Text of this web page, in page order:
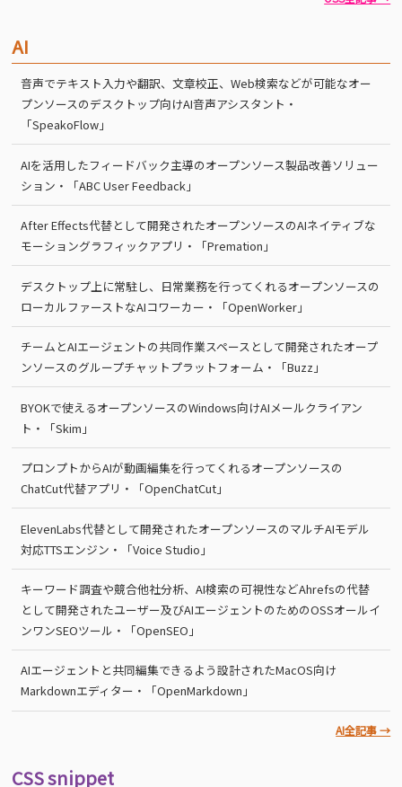
AI
音声でテキスト入力や翻訳、文章校正、Web検索などが可能なオー
プンソースのデスクトップ向けAI音声アシスタント・
「SpeakoFlow」
AIを活用したフィードバック主導のオープンソース製品改善ソリュー
ション・「ABC User Feedback」
After Effects代替として開発されたオープンソースのAIネイティブな
モーショングラフィックアプリ・「Premation」
デスクトップ上に常駐し、日常業務を行ってくれるオープンソースの
ローカルファーストなAIコワーカー・「OpenWorker」
チームとAIエージェントの共同作業スペースとして開発されたオープ
ンソースのグループチャットプラットフォーム・「Buzz」
BYOKで使えるオープンソースのWindows向けAIメールクライアン
ト・「Skim」
プロンプトからAIが動画編集を行ってくれるオープンソースの
ChatCut代替アプリ・「OpenChatCut」
ElevenLabs代替として開発されたオープンソースのマルチAIモデル
対応TTSエンジン・「Voice Studio」
キーワード調査や競合他社分析、AI検索の可視性などAhrefsの代替
として開発されたユーザー及びAIエージェントのためのOSSオールイ
ンワンSEOツール・「OpenSEO」
AIエージェントと共同編集できるよう設計されたMacOS向け
Markdownエディター・「OpenMarkdown」
AI全記事 →
CSS snippet